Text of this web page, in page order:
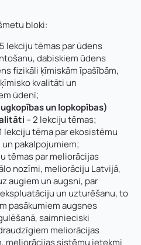
bloki:
lekciju tēmas par ūdens
dabiskiem ūdens
fizikāli ķīmiskām īpašībām,
kvalitāti un
ūdenī;
un lopkopības)
– 2 lekciju tēmas;
lekciju tēma par ekosistēmu
pakalpojumiem;
tēmas par meliorācijas
nozīmi, meliorāciju Latvijā,
augiem un augsni, par
un uzturēšanu, to
pasākumiem augsnes
saimnieciski
meliorācijas